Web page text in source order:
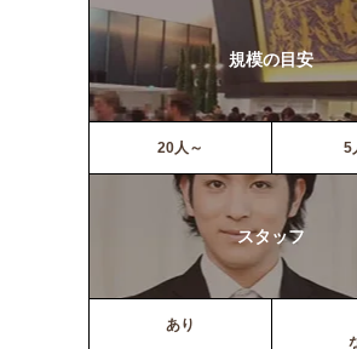
規模の目安
20人～ 5
スタッフ
あり